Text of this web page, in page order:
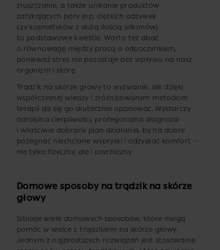
złuszczanie, a także unikanie produktów
zatykających pory (np. ciężkich odżywek
czy kosmetyków z dużą ilością silikonów)
to podstawowe kwestie. Warto też dbać
o równowagę między pracą a odpoczynkiem,
ponieważ stres nie pozostaje bez wpływu na nasz
organizm i skórę.
Trądzik na skórze głowy to wyzwanie, ale dzięki
współczesnej wiedzy i zróżnicowanym metodom
terapii da się go skutecznie opanować. Wystarczy
odrobina cierpliwości, profesjonalna diagnoza
i właściwie dobrany plan działania, by na dobre
pożegnać niechciane wypryski i odzyskać komfort –
nie tylko fizyczny, ale i psychiczny.
Domowe sposoby na trądzik na skórze
głowy
Istnieje wiele domowych sposobów, które mogą
pomóc w walce z trądzikiem na skórze głowy.
Jednym z najprostszych rozwiązań jest stosowanie